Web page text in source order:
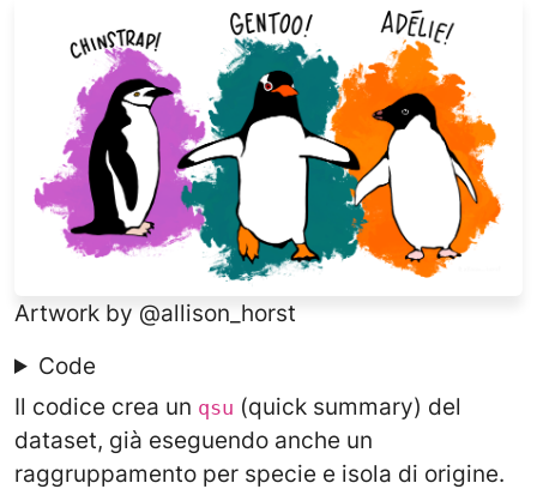
Artwork by @allison_horst
Code
Il codice crea un qsu (quick summary) del
dataset, già eseguendo anche un
raggruppamento per specie e isola di origine.